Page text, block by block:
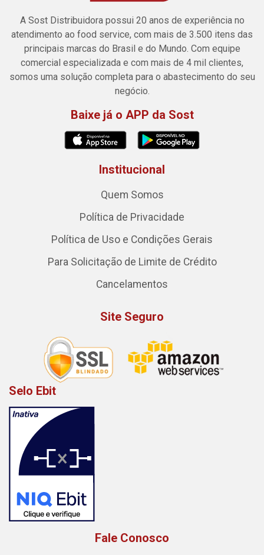
A Sost Distribuidora possui 20 anos de experiência no
atendimento ao food service, com mais de 3.500 itens das
principais marcas do Brasil e do Mundo. Com equipe
comercial especializada e com mais de 4 mil clientes,
somos uma solução completa para o abastecimento do seu
negócio.
Baixe já o APP da Sost
Institucional
Quem Somos
Política de Privacidade
Política de Uso e Condições Gerais
Para Solicitação de Limite de Crédito
Cancelamentos
Site Seguro
Selo Ebit
Fale Conosco